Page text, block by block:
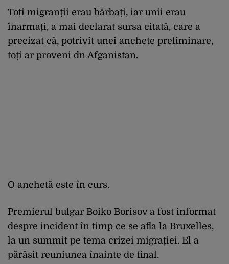
Toți migranții erau bărbați, iar unii erau
înarmați, a mai declarat sursa citată, care a
precizat că, potrivit unei anchete preliminare,
toți ar proveni dn Afganistan.
O anchetă este în curs.
Premierul bulgar Boiko Borisov a fost informat
despre incident în timp ce se afla la Bruxelles,
la un summit pe tema crizei migrației. El a
părăsit reuniunea înainte de final.